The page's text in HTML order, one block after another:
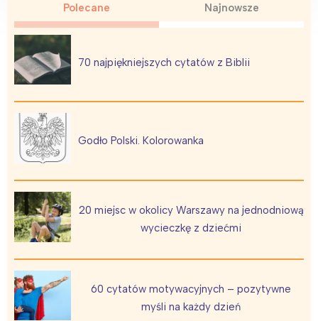
Polecane Najnowsze
70 najpiękniejszych cytatów z Biblii
Godło Polski. Kolorowanka
20 miejsc w okolicy Warszawy na jednodniową
wycieczkę z dziećmi
60 cytatów motywacyjnych – pozytywne
myśli na każdy dzień